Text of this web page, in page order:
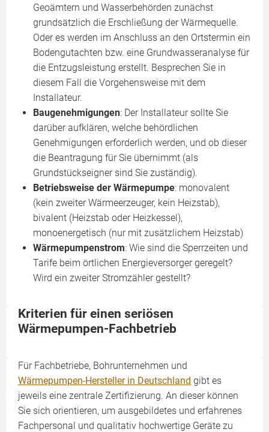
Geoämtern und Wasserbehörden zunächst
grundsätzlich die Erschließung der Wärmequelle.
Oder es werden im Anschluss an den Ortstermin ein
Bodengutachten bzw. eine Grundwasseranalyse für
die Entzugsleistung erstellt. Besprechen Sie in
diesem Fall die Vorgehensweise mit dem
Installateur.
Baugenehmigungen: Der Installateur sollte Sie
darüber aufklären, welche behördlichen
Genehmigungen erforderlich werden, und ob dieser
die Beantragung für Sie übernimmt (als
Grundstückseigner sind Sie zuständig).
Betriebsweise der Wärmepumpe: monovalent
(kein zweiter Wärmeerzeuger, kein Heizstab),
bivalent (Heizstab oder Heizkessel),
monoenergetisch (nur mit zusätzlichem Heizstab)
Wärmepumpenstrom: Wie sind die Sperrzeiten und
Tarife beim örtlichen Energieversorger geregelt?
Wird ein zweiter Stromzähler gestellt?
Kriterien für einen seriösen
Wärmepumpen-Fachbetrieb
Für Fachbetriebe, Bohrunternehmen und
Wärmepumpen-Hersteller in Deutschland gibt es
jeweils eine zentrale Zertifizierung. An dieser können
Sie sich orientieren, um ausgebildetes und erfahrenes
Fachpersonal und qualitativ hochwertige Geräte zu